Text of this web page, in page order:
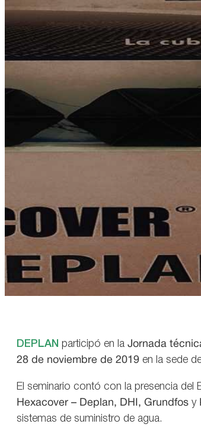
DEPLAN participó en la Jornada
28 de noviembre de 2019 en la sede
El seminario contó con la presencia del
Hexacover – Deplan, DHI, Grundfos y
sistemas de suministro de agua.